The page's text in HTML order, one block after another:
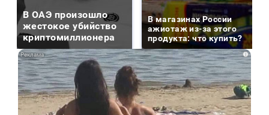
В ОАЭ произошло
жестокое убийство
криптомиллионера
В магазинах России
ажиотаж из-за этого
продукта: что купить?
i